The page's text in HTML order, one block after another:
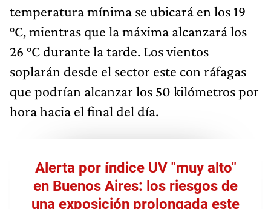
temperatura mínima se ubicará en los 19
°C, mientras que la máxima alcanzará los
26 °C durante la tarde. Los vientos
soplarán desde el sector este con ráfagas
que podrían alcanzar los 50 kilómetros por
hora hacia el final del día.
Alerta por índice UV "muy alto"
en Buenos Aires: los riesgos de
una exposición prolongada este